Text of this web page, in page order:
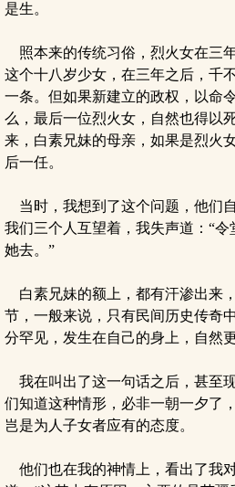
是生。
照本来的传统习俗，烈火女在三
这个十八岁少女，在三年之后，千
一条。但如果新建立的政权，以命
么，最后一位烈火女，自然也得以
来，白素兄妹的母亲，如果是烈火
后一任。
当时，我想到了这个问题，他们
我们三个人互望着，我失声道：“
她去。”
白素兄妹的额上，都有汗渗出来
节，一般来说，只有民间历史传奇
分罕见，发生在自己的身上，自然
我在叫出了这一句话之后，甚至
们知道这种情形，必非一朝一夕了
岂是为人子女者应有的态度。
他们也在我的神情上，看出了我